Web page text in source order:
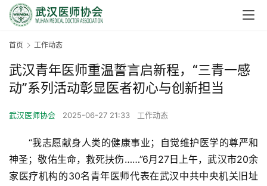
首页 工作动态
武汉青年医师重温誓言启新程，“三青一感
动”系列活动彰显医者初心与创新担当
武汉医师协会 2025-06-27 21:33 工作动态
“我志愿献身人类的健康事业；自觉维护医学的尊严和
神圣；敬佑生命，救死扶伤……”6月27日上午，武汉市20余
家医疗机构的30名青年医师代表在武汉中共中央机关旧址